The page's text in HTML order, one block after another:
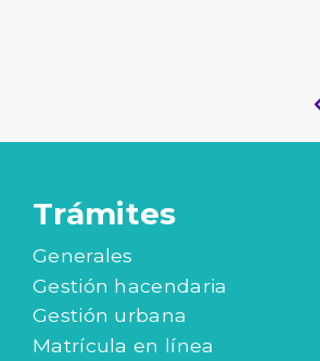
Trámites
Generales
Gestión hacendaria
Gestión urbana
Matrícula en línea